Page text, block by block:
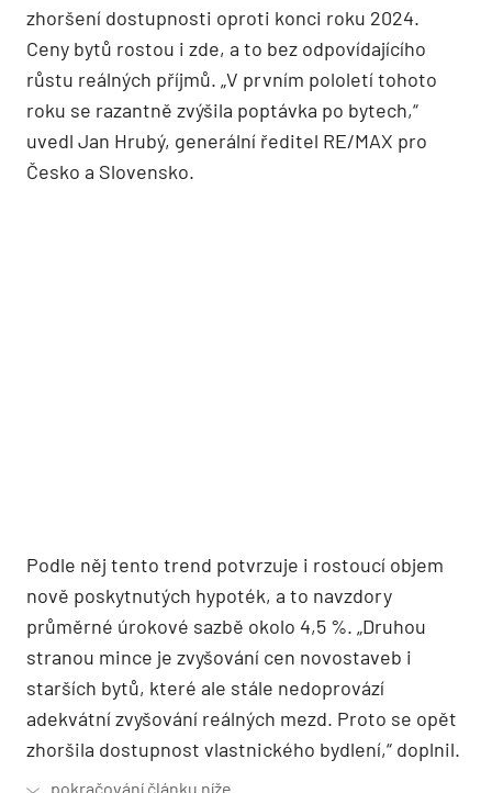
zhoršení dostupnosti oproti konci roku 2024.
Ceny bytů rostou i zde, a to bez odpovídajícího
růstu reálných příjmů. „V prvním pololetí tohoto
roku se razantně zvýšila poptávka po bytech,“
uvedl Jan Hrubý, generální ředitel RE/MAX pro
Česko a Slovensko.
Podle něj tento trend potvrzuje i rostoucí objem
nově poskytnutých hypoték, a to navzdory
průměrné úrokové sazbě okolo 4,5 %. „Druhou
stranou mince je zvyšování cen novostaveb i
starších bytů, které ale stále nedoprovází
adekvátní zvyšování reálných mezd. Proto se opět
zhoršila dostupnost vlastnického bydlení,“ doplnil.